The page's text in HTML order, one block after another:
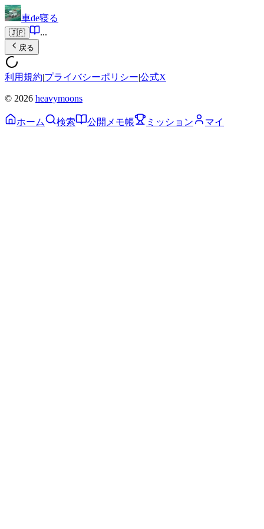
車de寝る
🇯🇵 ...
戻る
利用規約|プライバシーポリシー|公式X
© 2026 heavymoons
ホーム 検索 公開メモ帳 ミッション マイ